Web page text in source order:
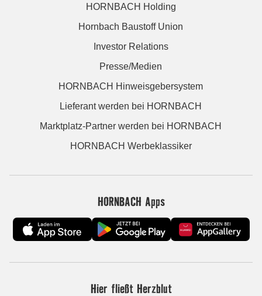
HORNBACH Holding
Hornbach Baustoff Union
Investor Relations
Presse/Medien
HORNBACH Hinweisgebersystem
Lieferant werden bei HORNBACH
Marktplatz-Partner werden bei HORNBACH
HORNBACH Werbeklassiker
HORNBACH Apps
Hier fließt Herzblut